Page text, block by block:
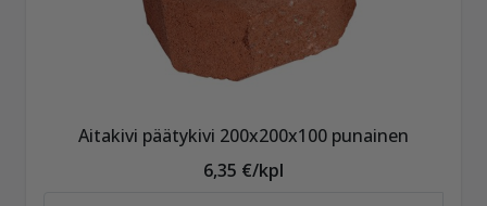
Aitakivi päätykivi 200x200x100 punainen
6,35 €/kpl